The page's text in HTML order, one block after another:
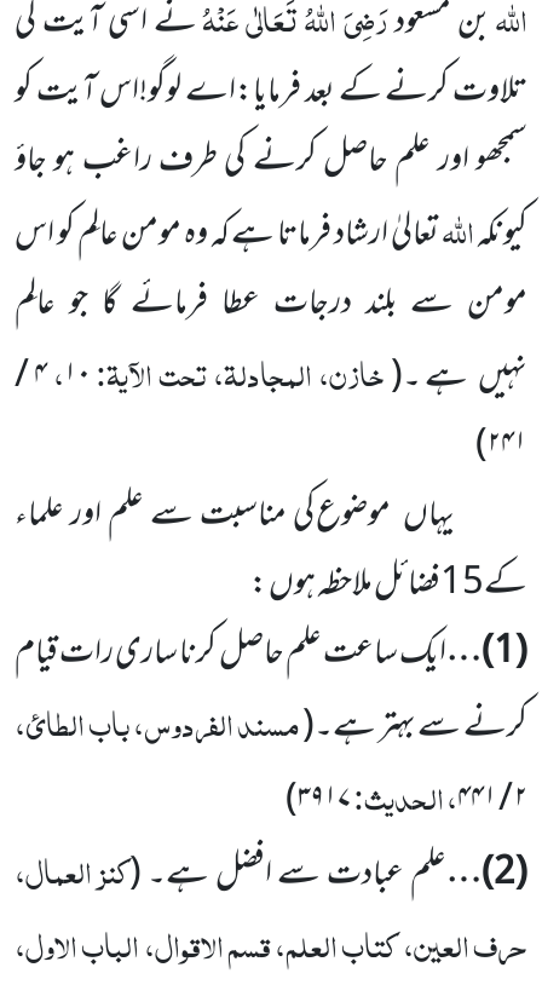
اللّٰہبن مسعودرَضِیَ اللّٰہُ تَعَالٰی عَنْہُنے اسی آیتکی
تلاوت کرنے کے بعد فرمایا:اےلوگو!اس آیت کو
سمجھو اور علم حاصل کرنے کی طرف راغب ہو جاؤ
کیونکہاللّٰہتعالیٰارشاد فرماتا ہے کہ وہ مومن عالِم کو اس
مومن سے بلند درجات عطا فرمائے گا جو عالِم
نہیں ہے ۔(خازن، المجادلۃ، تحت الآیۃ:۱۰،۴/
۲۴۱)
یہاں موضوع کی مناسبت سے علم اور علماء
کے15فضائل ملاحظہ ہوں :
(
1
)…ایک ساعت علم حاصل کرنا ساری رات قیام
کرنے سے بہتر ہے۔(مسند الفردوس، باب الطائ،
۲/۴۴۱، الحدیث:۳۹۱۷)
(
2
)…علم عبادت سے افضل ہے۔(کنز العمال،
حرف العین، کتاب العلم، قسم الاقوال، الباب الاول،